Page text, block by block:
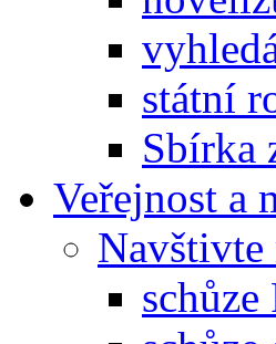
státní
Sbírka
Veřejnost a
Navštivte
schůze